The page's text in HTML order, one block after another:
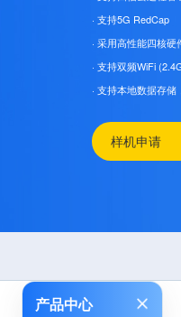
· 支持5G RedCap
· 采用高性能四核硬
· 支持双频WiFi
· 支持本地数据存
样机申请
产品中心